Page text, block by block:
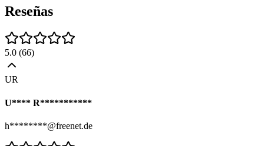
Reseñas
5.0 (66)
UR
U**** R***********
h********@freenet.de